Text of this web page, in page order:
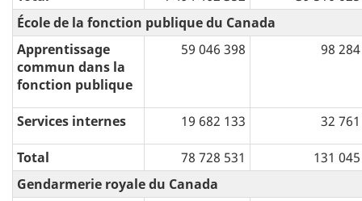
École de la fonction publique du Canada
Apprentissage
commun dans la
fonction publique
59 046 398 98 284
Services internes 19 682 133 32 761
Total 78 728 531
131 045
Gendarmerie royale du Canada